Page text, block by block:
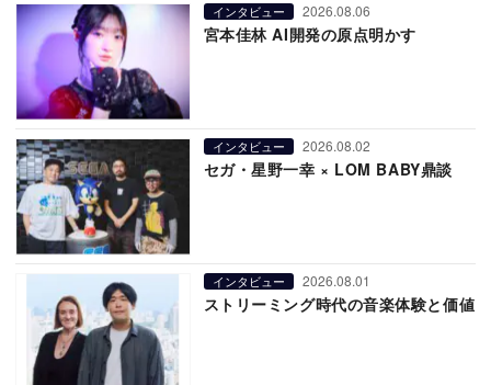
インタビュー 2026.08.06
宮本佳林 AI開発の原点明かす
インタビュー 2026.08.02
セガ・星野一幸 × LOM BABY鼎談
インタビュー 2026.08.01
ストリーミング時代の音楽体験と価値